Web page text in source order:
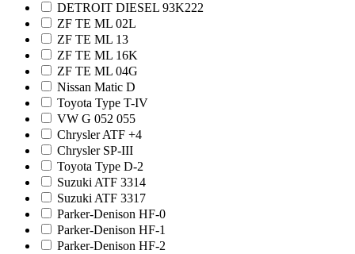
DETROIT DIESEL 93K222
ZF TE ML 02L
ZF TE ML 13
ZF TE ML 16K
ZF TE ML 04G
Nissan Matic D
Toyota Type T-IV
VW G 052 055
Chrysler ATF +4
Chrysler SP-III
Toyota Type D-2
Suzuki ATF 3314
Suzuki ATF 3317
Parker-Denison HF-0
Parker-Denison HF-1
Parker-Denison HF-2